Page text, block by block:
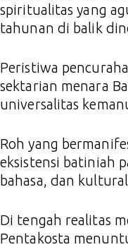
spiritualitas yang
tahunan di balik
Peristiwa
sektarian menara
universalitas
Roh yang
eksistensi batiniah
bahasa, dan
Di tengah realitas
Pentakosta